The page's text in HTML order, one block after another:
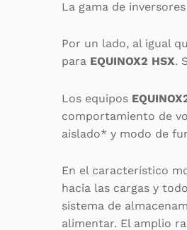
La gama de
Por un lado, al igual
para EQUINOX2 HSX.
Los equipos
comportamiento de
aislado* y modo de
En el característico
hacia las cargas y
sistema de
alimentar. El amplio